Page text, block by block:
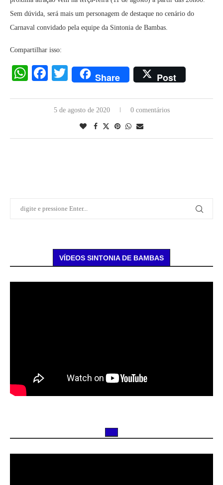
Sem dúvida, será mais um personagem de destaque no cenário do
Carnaval convidado pela equipe da Sintonia de Bambas.
Compartilhar isso:
WhatsApp
Facebook
Twitter
Share Post
5 de agosto de 2020 0 comentários
VÍDEOS SINTONIA DE BAMBAS